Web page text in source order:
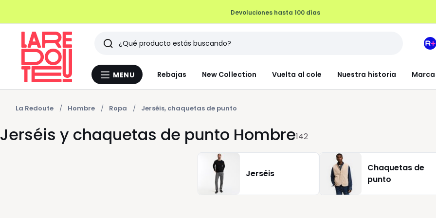
Devoluciones hasta 100 días
Menu
MENU Rebajas New Collection Vuelta al cole Nuestra historia
Buscar
Últimos
artículos
vistos
Mi
La Redoute Hombre Ropa Jerséis, chaquetas de punto
Jerséis y chaquetas de punto Hombre142
Jerséis
Chaquetas de
punto